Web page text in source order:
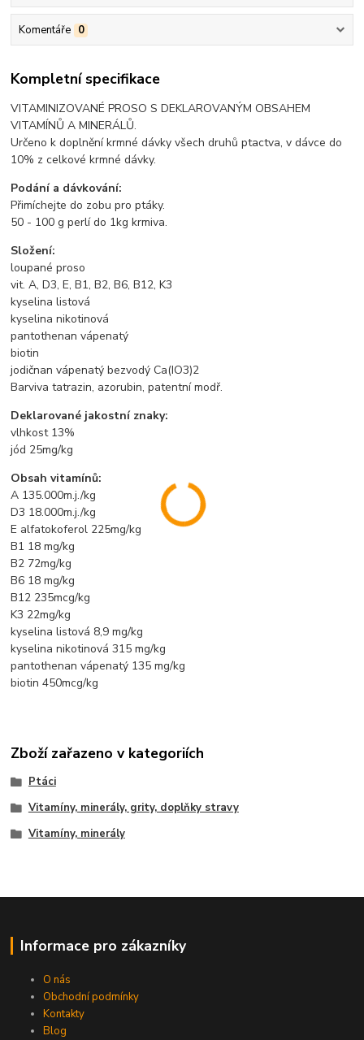
Komentáře 0
Kompletní specifikace
VITAMINIZOVANÉ PROSO S DEKLAROVANÝM OBSAHEM
VITAMÍNŮ A MINERÁLŮ.
Určeno k doplnění krmné dávky všech druhů ptactva, v dávce do
10% z celkové krmné dávky.
Podání a dávkování:
Přimíchejte do zobu pro ptáky.
50 - 100 g perlí do 1kg krmiva.
Složení:
loupané proso
vit. A, D3, E, B1, B2, B6, B12, K3
kyselina listová
kyselina nikotinová
pantothenan vápenatý
biotin
jodičnan vápenatý bezvodý Ca(IO3)2
Barviva tatrazin, azorubin, patentní modř.
Deklarované jakostní znaky:
vlhkost 13%
jód 25mg/kg
Obsah vitamínů:
A 135.000m.j./kg
D3 18.000m.j./kg
E alfatokoferol 225mg/kg
B1 18 mg/kg
B2 72mg/kg
B6 18 mg/kg
B12 235mcg/kg
K3 22mg/kg
kyselina listová 8,9 mg/kg
kyselina nikotinová 315 mg/kg
pantothenan vápenatý 135 mg/kg
biotin 450mcg/kg
Zboží zařazeno v kategoriích
Ptáci
Vitamíny, minerály, grity, doplňky stravy
Vitamíny, minerály
Informace pro zákazníky
O nás
Obchodní podmínky
Kontakty
Blog